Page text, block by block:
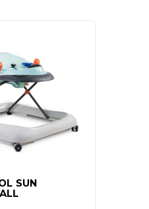
SUN